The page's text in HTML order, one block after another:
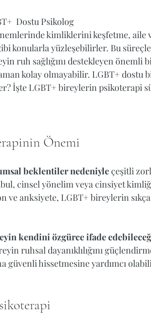
Dostu Psikolog
kimliklerini keşfetme, aile
konularla yüzleşebilirler. Bu
ruh sağlığını destekleyen önemli
kolay olmayabilir. LGBT+ dostu
İşte LGBT+ bireylerin psikoterapi
Önemi
beklentiler nedeniyle çeşitli
cinsel yönelim veya cinsiyet
ve anksiyete, LGBT+ bireylerin sıkça
kendini özgürce ifade
ruhsal dayanıklılığını
güvenli hissetmesine yardımcı